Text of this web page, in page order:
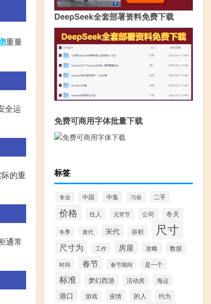
重量
全运
的重
通常
DeepSeek全套部署资料免费下载
免费可商用字体批量下载
标签
专业 中国 中集 习俗 二手
价格 住人 元宵节 公司 冬天
冬季 唐代 宋代 容积 尺寸
尺寸为 工作 房屋 攻略 数据
时间 春节 春节期间 是一个
标准 梦幻西游 活动房 海运
港口 游戏 疫情 的人 约为